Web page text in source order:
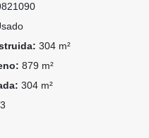
304 m²
879 m²
304 m²
3